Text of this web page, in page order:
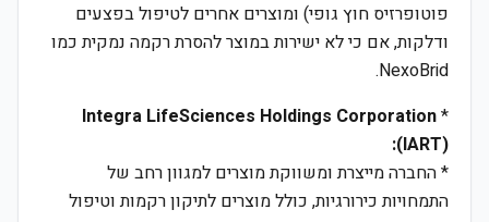
פוטופרזיס חוץ גופי) ומוצרים אחרים לטיפול בפצעים
ודלקות, אם כי לא ישירות במוצר להסרת רקמה נמקית כמו
NexoBrid.
*
Integra LifeSciences Holdings Corporation
(IART):
* החברה מייצרת ומשווקת מוצרים למגוון רחב של
התמחויות כירורגיות, כולל מוצרים לתיקון רקמות וטיפול